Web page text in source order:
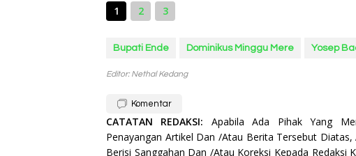
1
2 3
Bupati Ende Dominikus Minggu Mere Yosep
Editor: Nethal Kedang
Komentar
CATATAN REDAKSI: Apabila Ada Pihak Yang
Penayangan Artikel Dan /Atau Berita Tersebut
Berisi Sanggahan Dan /Atau Koreksi Kepada Redaksi